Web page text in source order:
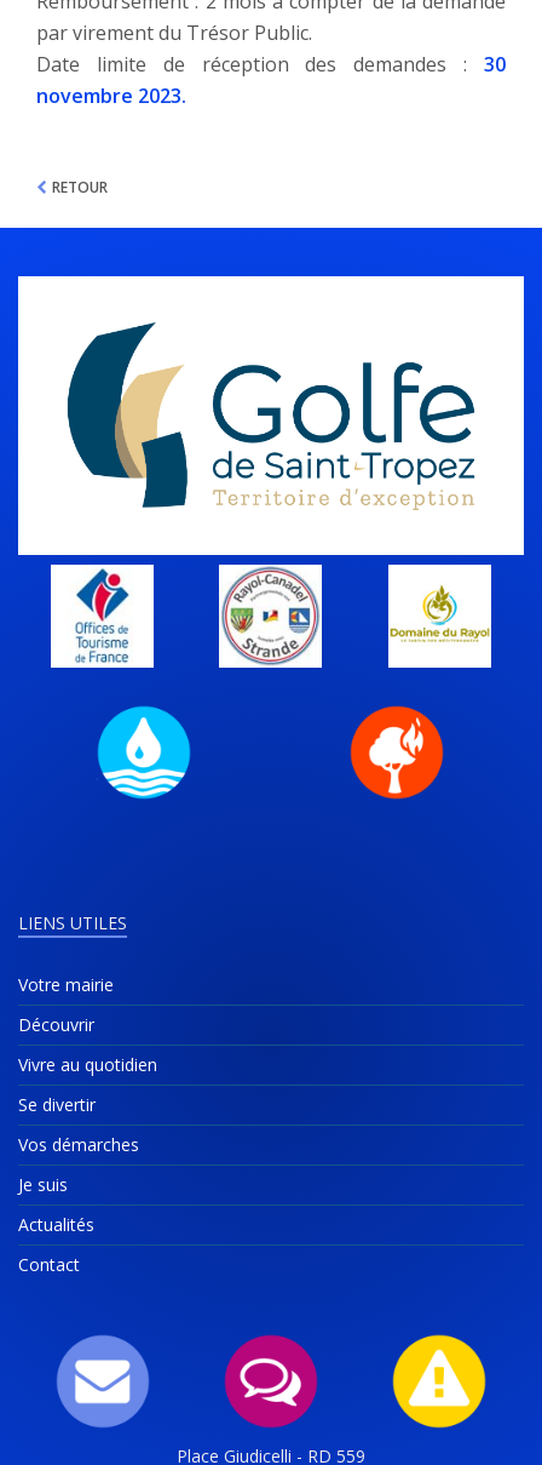
par virement du Trésor Public.
Date limite de réception des demandes : 30
novembre 2023.
RETOUR
LIENS UTILES
Votre mairie
Découvrir
Vivre au quotidien
Se divertir
Vos démarches
Je suis
Actualités
Contact
Place Giudicelli - RD 559